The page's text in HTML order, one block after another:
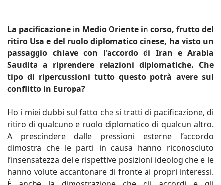
La pacificazione in Medio Oriente in corso, frutto del
ritiro Usa e del ruolo diplomatico cinese, ha visto un
passaggio chiave con l'accordo di Iran e Arabia
Saudita a riprendere relazioni diplomatiche. Che
tipo di ripercussioni tutto questo potrà avere sul
conflitto in Europa?
Ho i miei dubbi sul fatto che si tratti di pacificazione, di
ritiro di qualcuno e ruolo diplomatico di qualcun altro.
A prescindere dalle pressioni esterne l’accordo
dimostra che le parti in causa hanno riconosciuto
l’insensatezza delle rispettive posizioni ideologiche e le
hanno volute accantonare di fronte ai propri interessi.